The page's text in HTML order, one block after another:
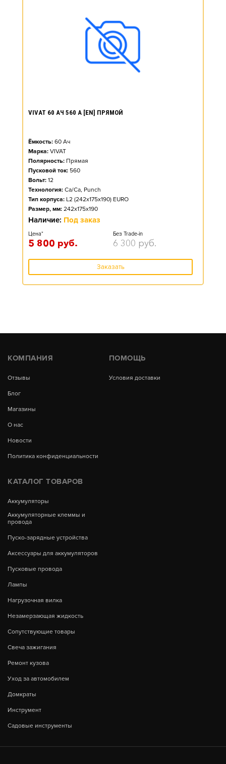
VIVAT 60 АЧ 560 А [EN] ПРЯМОЙ
Ёмкость: 60 Ач
Марка: VIVAT
Полярность: Прямая
Пусковой ток: 560
Вольт: 12
Технология: Ca/Ca, Punch
Тип корпуса: L2 (242x175x190) EURO
Размер, мм: 242x175x190
Наличие: Под заказ
Цена*
5 800 руб.
Без Trade-in
6 300 руб.
Заказать
КОМПАНИЯ
Отзывы
Блог
Магазины
О нас
Новости
Политика конфиденциальности
ПОМОЩЬ
Условия доставки
КАТАЛОГ ТОВАРОВ
Аккумуляторы
Аккумуляторные клеммы и
провода
Пуско-зарядные устройства
Аксессуары для аккумуляторов
Пусковые провода
Лампы
Нагрузочная вилка
Незамерзающая жидкость
Сопутствующие товары
Свеча зажигания
Ремонт кузова
Уход за автомобилем
Домкраты
Инструмент
Садовые инструменты